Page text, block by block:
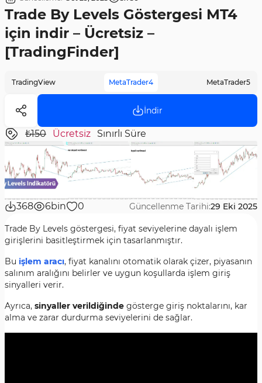
Trade By Levels Göstergesi MT4
için indir – Ücretsiz –
[TradingFinder]
TradingView MetaTrader4 MetaTrader5
İndir
₺150 Ücretsiz Sınırlı Süre
368 6bin 0 Güncellenme Tarihi:29 Eki 2025
Trade By Levels göstergesi, fiyat seviyelerine dayalı işlem
girişlerini basitleştirmek için tasarlanmıştır.
Bu işlem aracı, fiyat kanalını otomatik olarak çizer, piyasanın
salınım aralığını belirler ve uygun koşullarda işlem giriş
sinyalleri verir.
Ayrıca, sinyaller verildiğinde gösterge giriş noktalarını, kar
alma ve zarar durdurma seviyelerini de sağlar.